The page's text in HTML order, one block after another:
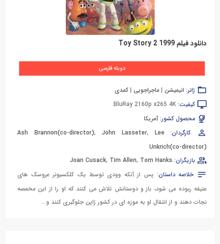
دانلود فیلم Toy Story 2 1999
دوبله فارسی
ژانر: انیمیشن | ماجراجویی | کمدی
کیفیت: BluRay 2160p x265 4K
محصول کشور: آمریکا
کارگردان:
Ash Brannon(co-director),John Lasseter, Lee
Unkrich(co-director)
بازیگران:
Joan Cusack, Tim Allen, Tom Hanks
خلاصه داستان: پس از آنکه وودی توسط یک کلکسیونر عروسک های
عتیقه ربوده می شود، باز و دوستانش تلاش می کنند که او را از این مخمصه
نجات دهند و از انتقال او به موزه ای در کشور ژاپن جلوگیری کنند و...